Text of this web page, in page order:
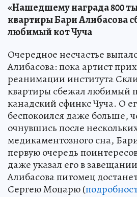
«Нашедшему награда 800
квартиры Бари Алибасова
любимый кот Чуча
Очередное несчастье
Алибасова: пока артист
реанимации института
квартиры сбежал любимый
канадский сфинкс Чуча. О
беспокоился даже больше,
очнувшись после
медикаментозного сна,
первую очередь
даже указал его в
Алибасова питомец
Сергею Моцарю (